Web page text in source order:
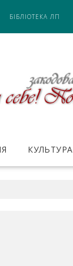
БІБЛІОТЕКА ЛП
КУЛЬТУРА